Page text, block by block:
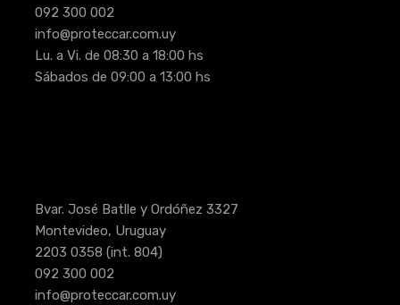
092 300 002
info@proteccar.com.uy
Lu. a Vi. de 08:30 a 18:00 hs
Sábados de 09:00 a 13:00 hs
Bvar. José Batlle y Ordóñez 3327
Montevideo, Uruguay
2203 0358 (int. 804)
092 300 002
info@proteccar.com.uy